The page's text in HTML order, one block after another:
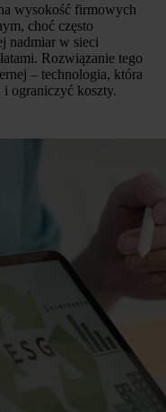
wysokość firmowych
choć często
nadmiar w sieci
Rozwiązanie tego
– technologia, która
ograniczyć koszty.